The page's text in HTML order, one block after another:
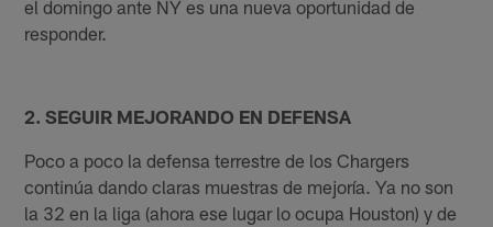
el domingo ante NY es una nueva oportunidad de
responder.
2. SEGUIR MEJORANDO EN DEFENSA
Poco a poco la defensa terrestre de los Chargers
continúa dando claras muestras de mejoría. Ya no son
la 32 en la liga (ahora ese lugar lo ocupa Houston) y de